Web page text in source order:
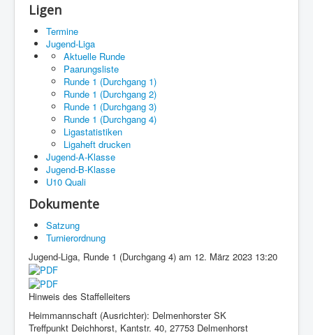
Impressum
Ligen
Termine
Jugend-Liga
Aktuelle Runde
Paarungsliste
Runde 1 (Durchgang 1)
Runde 1 (Durchgang 2)
Runde 1 (Durchgang 3)
Runde 1 (Durchgang 4)
Ligastatistiken
Ligaheft drucken
Jugend-A-Klasse
Jugend-B-Klasse
U10 Quali
Dokumente
Satzung
Turnierordnung
Jugend-Liga, Runde 1 (Durchgang 4) am 12. März 2023 13:20
Hinweis des Staffelleiters
Heimmannschaft (Ausrichter): Delmenhorster SK
Treffpunkt Deichhorst, Kantstr. 40, 27753 Delmenhorst